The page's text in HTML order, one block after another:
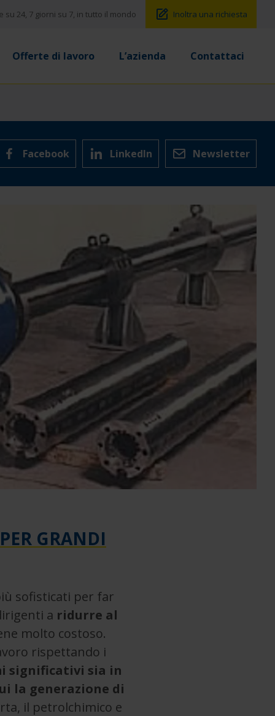
24, 7 giorni su 7, in tutto il mondo Inoltra una richiesta
Offerte di lavoro L’azienda Contattaci
Facebook LinkedIn Newsletter
GRANDI
sofisticati per far
a ridurre al
molto costoso.
rispettando i
significativi sia in
la generazione di
il petrolchimico e